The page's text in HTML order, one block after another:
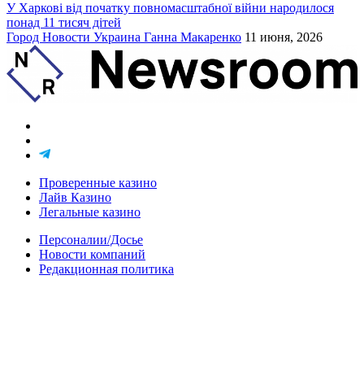
У Харкові від початку повномасштабної війни народилося
понад 11 тисяч дітей
Город Новости Украина Ганна Макаренко 11 июня, 2026
Проверенные казино
Лайв Казино
Легальные казино
Персоналии/Досье
Новости компаний
Редакционная политика